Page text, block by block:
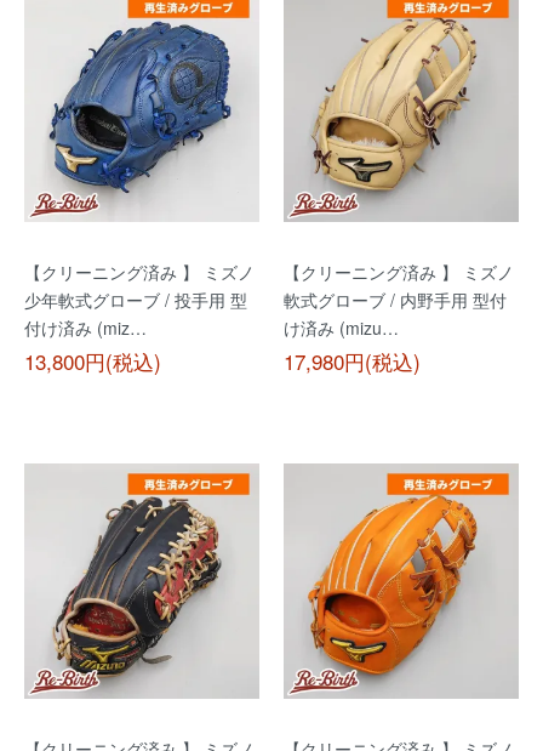
【クリーニング済み 】 ミズノ
少年軟式グローブ / 投手用 型
付け済み (miz…
13,800円(税込)
【クリーニング済み 】 ミズノ
軟式グローブ / 内野手用 型付
け済み (mizu…
17,980円(税込)